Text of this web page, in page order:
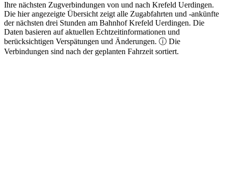
Ihre nächsten Zugverbindungen von und nach Krefeld Uerdingen.
Die hier angezeigte Übersicht zeigt alle Zugabfahrten und -ankünfte
der nächsten drei Stunden am Bahnhof Krefeld Uerdingen. Die
Daten basieren auf aktuellen Echtzeitinformationen und
berücksichtigen Verspätungen und Änderungen. ⓘ Die
Verbindungen sind nach der geplanten Fahrzeit sortiert.